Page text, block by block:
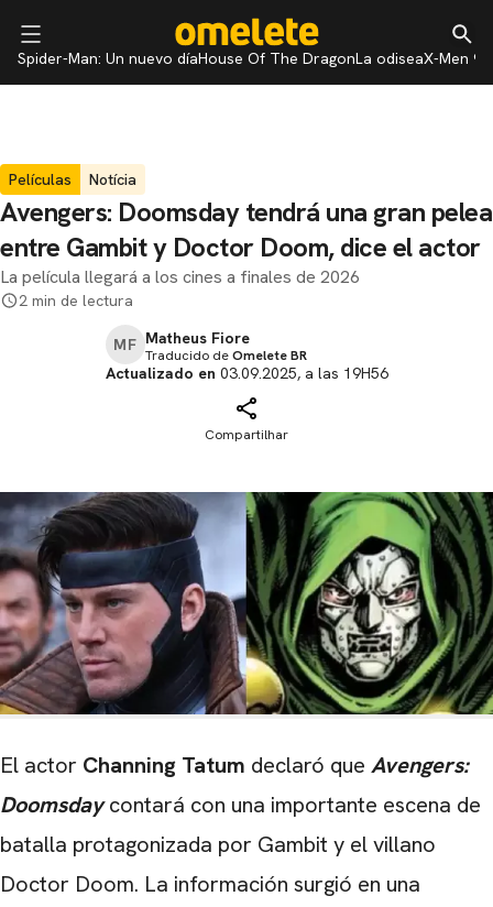
Spider-Man: Un nuevo díaHouse Of The DragonLa odiseaX-Men 97
Películas Notícia
Avengers: Doomsday tendrá una gran pelea
entre Gambit y Doctor Doom, dice el actor
La película llegará a los cines a finales de 2026
2 min de lectura
MF Matheus Fiore
Traducido deOmelete BR
Actualizado en 03.09.2025, a las 19H56
Compartilhar
El actor Channing Tatum declaró que Avengers:
Doomsday contará con una importante escena de
batalla protagonizada por Gambit y el villano
Doctor Doom. La información surgió en una